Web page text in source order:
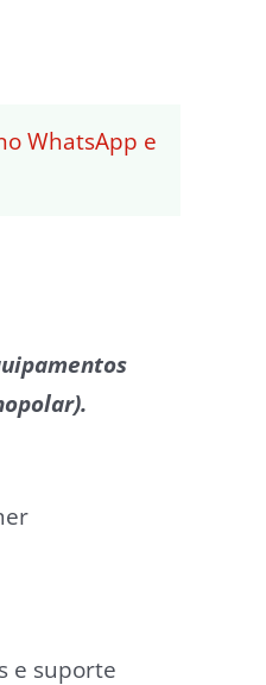
WhatsApp e
e suporte